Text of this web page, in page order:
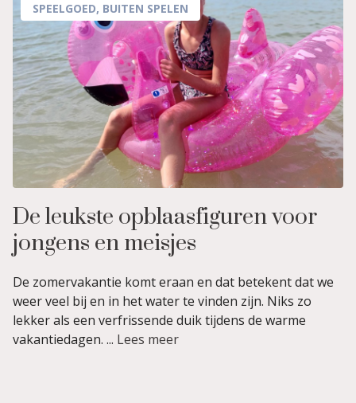
SPEELGOED, BUITEN SPELEN
De leukste opblaasfiguren voor
jongens en meisjes
De zomervakantie komt eraan en dat betekent dat we
weer veel bij en in het water te vinden zijn. Niks zo
lekker als een verfrissende duik tijdens de warme
vakantiedagen. ... Lees meer